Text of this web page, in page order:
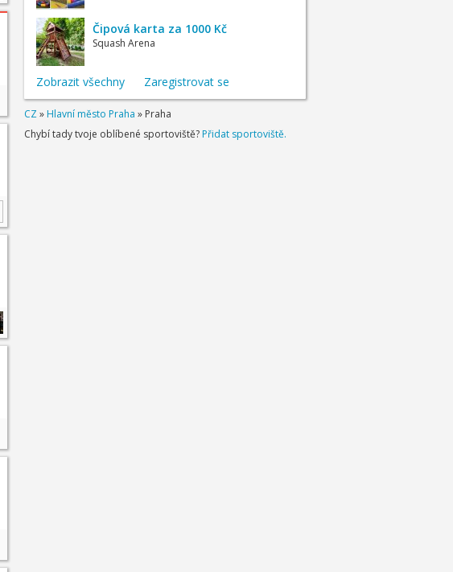
Čipová karta za 1000 Kč
Squash Arena
Zobrazit všechny Zaregistrovat se
CZ» Hlavní město Praha » Praha
Chybí tady tvoje oblíbené sportoviště? Přidat sportoviště.